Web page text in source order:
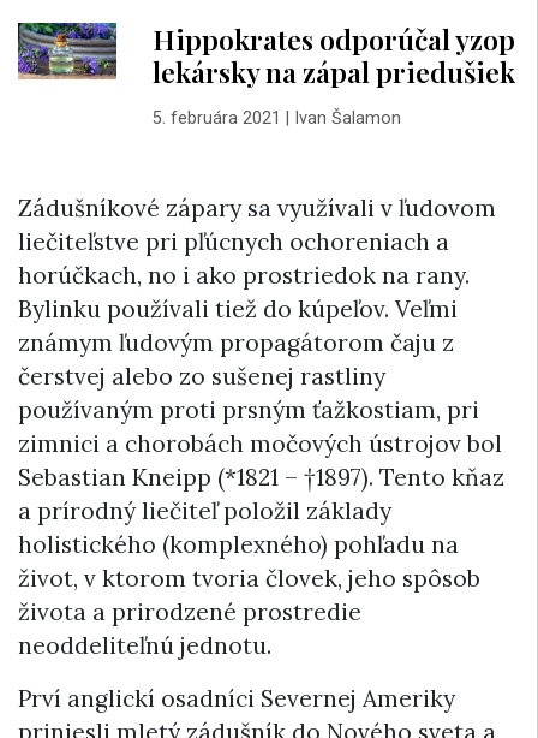
Hippokrates odporúčal yzop
lekársky na zápal priedušiek
5. februára 2021 Ivan Šalamon
Zádušníkové zápary sa využívali v ľudovom
liečiteľstve pri pľúcnych ochoreniach a
horúčkach, no i ako prostriedok na rany.
Bylinku používali tiež do kúpeľov. Veľmi
známym ľudovým propagátorom čaju z
čerstvej alebo zo sušenej rastliny
používaným proti prsným ťažkostiam, pri
zimnici a chorobách močových ústrojov bol
Sebastian Kneipp (*1821 – †1897). Tento kňaz
a prírodný liečiteľ položil základy
holistického (komplexného) pohľadu na
život, v ktorom tvoria človek, jeho spôsob
života a prirodzené prostredie
neoddeliteľnú jednotu.
Prví anglickí osadníci Severnej Ameriky
priniesli mletý zádušník do Nového sveta a